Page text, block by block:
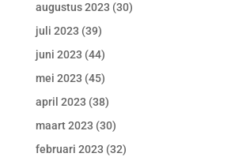
augustus 2023 (30)
juli 2023 (39)
juni 2023 (44)
mei 2023 (45)
april 2023 (38)
maart 2023 (30)
februari 2023 (32)